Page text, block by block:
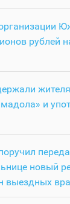
рублей
и
новый
выездных